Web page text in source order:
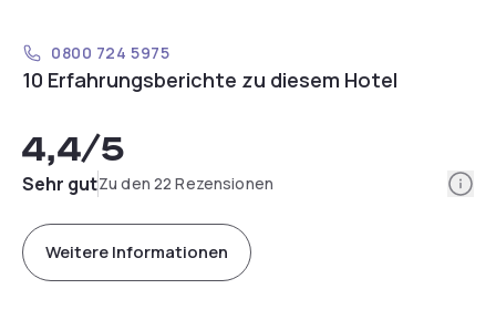
0800 724 5975
10 Erfahrungsberichte zu diesem Hotel
4,4/5
Sehr gutZu den 22 Rezensionen
Weitere Informationen